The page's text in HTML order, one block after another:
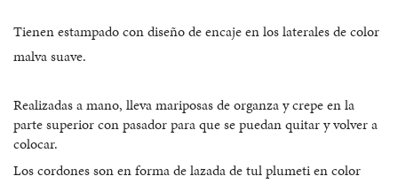
Tienen estampado con diseño de encaje en los laterales de color
malva suave.
Realizadas a mano, lleva mariposas de organza y crepe en la
parte superior con pasador para que se puedan quitar y volver a
colocar.
Los cordones son en forma de lazada de tul plumeti en color